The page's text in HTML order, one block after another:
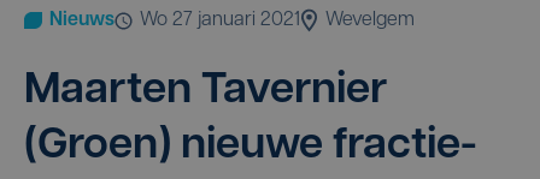
Nieuws wo 27 januari 2021 Wevelgem
Maar­ten Taver­nier
(Groen) nieu­we frac­tie­